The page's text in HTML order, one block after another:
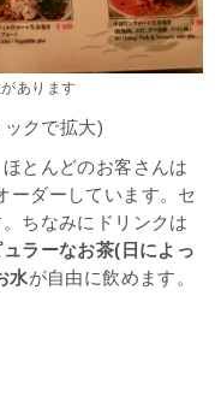
あります
クで拡大)
とんどのお客さんは
ーダーしています。セ
ちなみにドリンクは
ラーなお茶(日によっ
水が自由に飲めます。